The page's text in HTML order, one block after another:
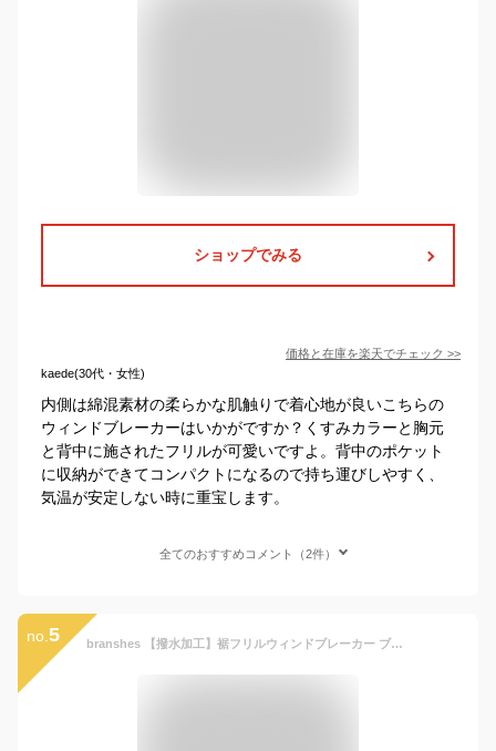
ショップでみる
価格と在庫を楽天でチェック >>
kaede(30代・女性)
内側は綿混素材の柔らかな肌触りで着心地が良いこちらの
ウィンドブレーカーはいかがですか？くすみカラーと胸元
と背中に施されたフリルが可愛いですよ。背中のポケット
に収納ができてコンパクトになるので持ち運びしやすく、
気温が安定しない時に重宝します。
全てのおすすめコメント（2件）
no. 5 branshes 【撥水加工】裾フリルウィンドブレーカー ブランシェス ジャケット・アウター ナイロンジャケット ピンク ネイビー